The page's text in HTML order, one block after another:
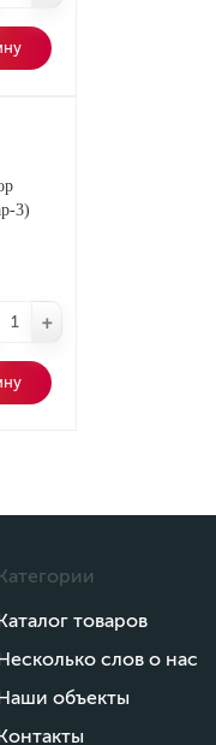
3)
+
Категории
товаров
слов о нас
объекты